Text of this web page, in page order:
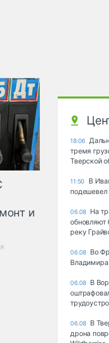
и
18:06
тремя
Тверской
11:50
В
подешевел
06.08 На
реку
06.08 Во
06.08 В
06.08 В
дрона